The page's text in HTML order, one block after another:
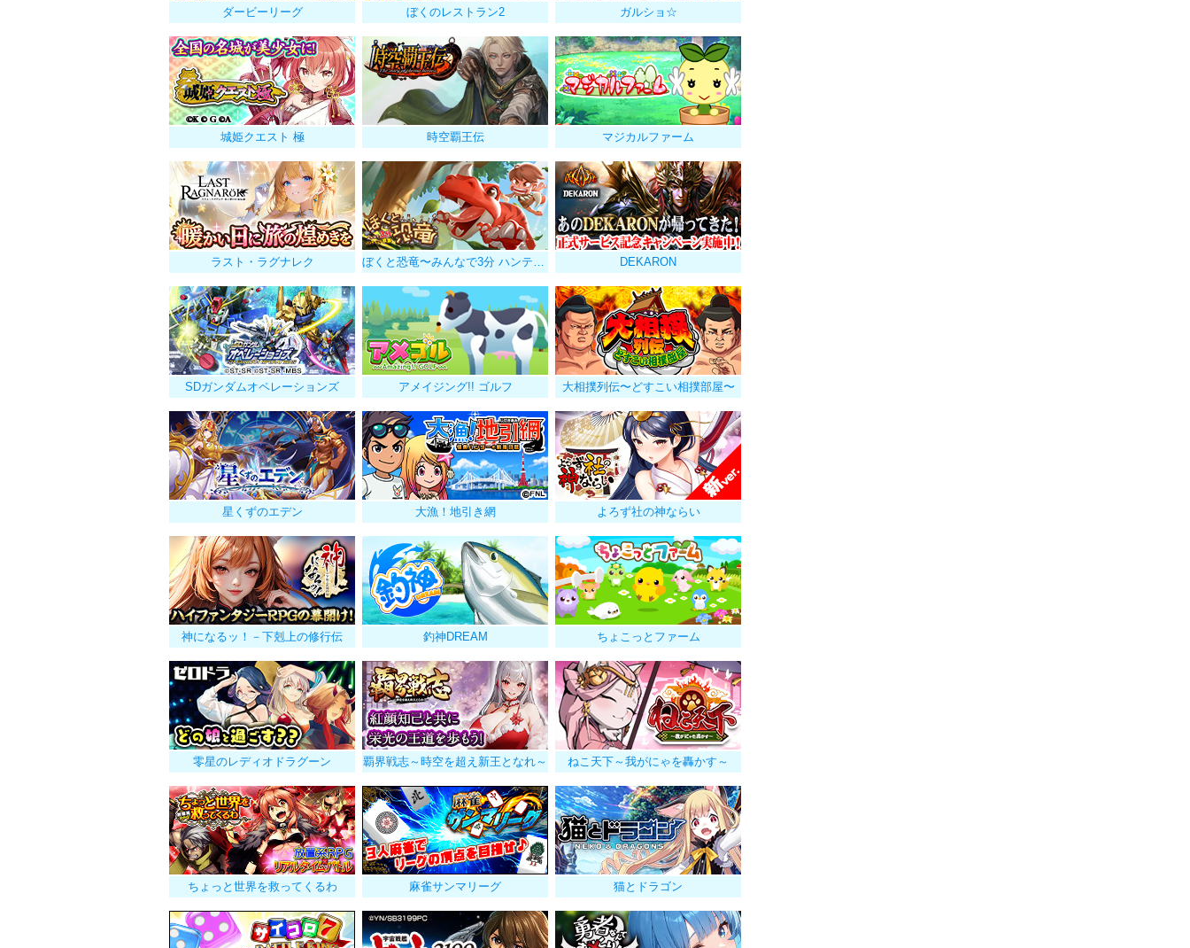
ダービーリーグ ぼくのレストラン2 ガルショ☆
城姫クエスト 極 時空覇王伝 マジカルファーム
ラスト・ラグナレク ぼくと恐竜〜みんなで3分 ハンティング放置〜 DEKARON
SDガンダムオペレーションズ アメイジング!! ゴルフ 大相撲列伝〜どすこい相撲部屋〜
星くずのエデン 大漁！地引き網 よろず社の神ならい
神になるッ！－下剋上の修行伝 釣神DREAM ちょこっとファーム
零星のレディオドラグーン 覇界戦志～時空を超え新王となれ～ ねこ天下～我がにゃを轟かす～
ちょっと世界を救ってくるわ 麻雀サンマリーグ 猫とドラゴン